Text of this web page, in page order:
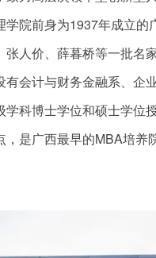
学院前身为1937年成立的
张人价、薛暮桥等一批名
有会计与财务金融系、企
学科博士学位和硕士学位
是广西最早的MBA培养